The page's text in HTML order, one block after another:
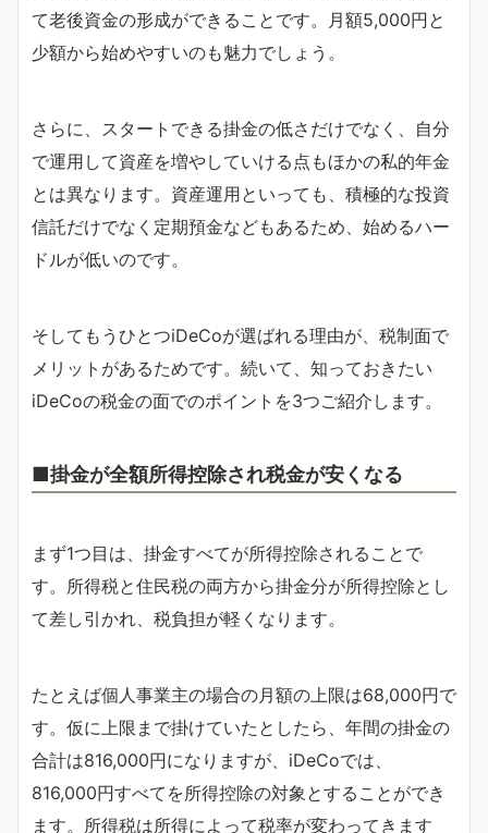
て老後資金の形成ができることです。月額5,000円と
少額から始めやすいのも魅力でしょう。
さらに、スタートできる掛金の低さだけでなく、自分
で運用して資産を増やしていける点もほかの私的年金
とは異なります。資産運用といっても、積極的な投資
信託だけでなく定期預金などもあるため、始めるハー
ドルが低いのです。
そしてもうひとつiDeCoが選ばれる理由が、税制面で
メリットがあるためです。続いて、知っておきたい
iDeCoの税金の面でのポイントを3つご紹介します。
■掛金が全額所得控除され税金が安くなる
まず1つ目は、掛金すべてが所得控除されることで
す。所得税と住民税の両方から掛金分が所得控除とし
て差し引かれ、税負担が軽くなります。
たとえば個人事業主の場合の月額の上限は68,000円で
す。仮に上限まで掛けていたとしたら、年間の掛金の
合計は816,000円になりますが、iDeCoでは、
816,000円すべてを所得控除の対象とすることができ
ます。所得税は所得によって税率が変わってきます